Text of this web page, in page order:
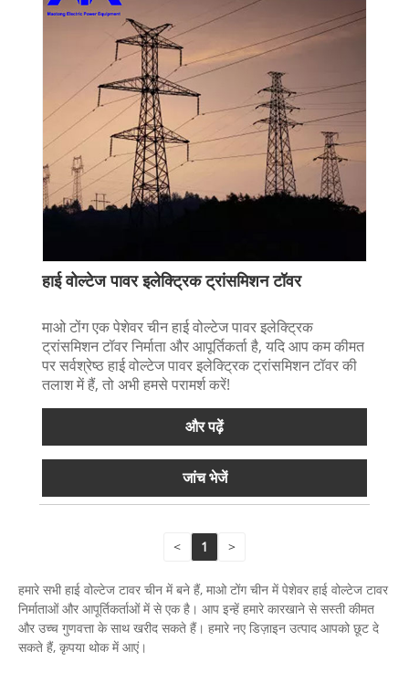
हाई वोल्टेज पावर इलेक्ट्रिक ट्रांसमिशन टॉवर
माओ टोंग एक पेशेवर चीन हाई वोल्टेज पावर इलेक्ट्रिक
ट्रांसमिशन टॉवर निर्माता और आपूर्तिकर्ता है, यदि आप कम कीमत
पर सर्वश्रेष्ठ हाई वोल्टेज पावर इलेक्ट्रिक ट्रांसमिशन टॉवर की
तलाश में हैं, तो अभी हमसे परामर्श करें!
और पढ़ें
जांच भेजें
< 1 >
हमारे सभी हाई वोल्टेज टावर चीन में बने हैं, माओ टोंग चीन में पेशेवर हाई वोल्टेज टावर
निर्माताओं और आपूर्तिकर्ताओं में से एक है। आप इन्हें हमारे कारखाने से सस्ती कीमत
और उच्च गुणवत्ता के साथ खरीद सकते हैं। हमारे नए डिज़ाइन उत्पाद आपको छूट दे
सकते हैं, कृपया थोक में आएं।